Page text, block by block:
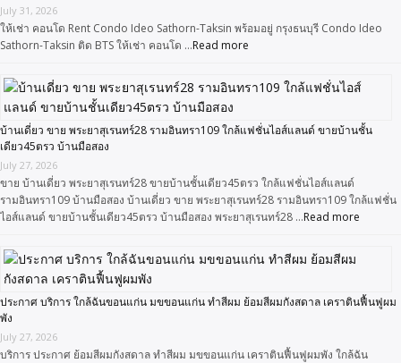
July 31, 2026
ให้เช่า คอนโด Rent Condo Ideo Sathorn-Taksin พร้อมอยู่ กรุงธนบุรี Condo Ideo
Sathorn-Taksin ติด BTS ให้เช่า คอนโด …Read more
บ้านเดี่ยว ขาย พระยาสุเรนทร์28 รามอินทรา109 ใกล้แฟชั่นไอส์แลนด์ ขายบ้านชั้น
เดียว45ตรว บ้านมือสอง
July 27, 2026
ขาย บ้านเดี่ยว พระยาสุเรนทร์28 ขายบ้านชั้นเดียว45ตรว ใกล้แฟชั่นไอส์แลนด์
รามอินทรา109 บ้านมือสอง บ้านเดี่ยว ขาย พระยาสุเรนทร์28 รามอินทรา109 ใกล้แฟชั่น
ไอส์แลนด์ ขายบ้านชั้นเดียว45ตรว บ้านมือสอง พระยาสุเรนทร์28 …Read more
ประกาศ บริการ ใกล้ฉันขอนแก่น มขขอนแก่น ทำสีผม ย้อมสีผมกังสดาล เคราตินฟื้นฟูผม
พัง
July 27, 2026
บริการ ประกาศ ย้อมสีผมกังสดาล ทำสีผม มขขอนแก่น เคราตินฟื้นฟูผมพัง ใกล้ฉัน